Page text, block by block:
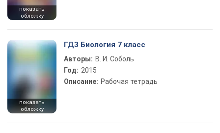
показать
обложку
показать
обложку
ГДЗ Биология 7 класс
Авторы: В. И. Соболь
Год: 2015
Описание: Рабочая тетрадь